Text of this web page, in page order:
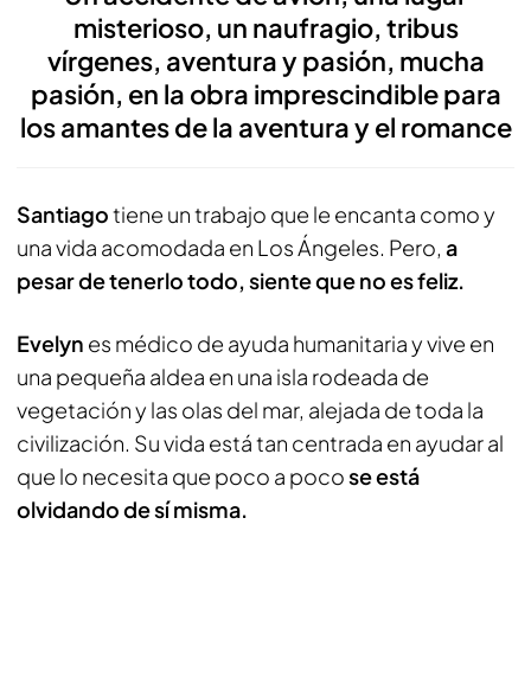
misterioso, un naufragio, tribus
vírgenes, aventura y pasión, mucha
pasión, en la obra imprescindible para
los amantes de la aventura y el romance
Santiagotiene un trabajo que le encanta como y
una vida acomodada en Los Ángeles. Pero, a
pesar de tenerlo todo, siente que no es feliz.
Evelyn es médico de ayuda humanitaria y vive en
una pequeña aldea en una isla rodeada de
vegetación y las olas del mar, alejada de toda la
civilización. Su vida está tan centrada en ayudar al
que lo necesita que poco a pocose está
olvidando de sí misma.